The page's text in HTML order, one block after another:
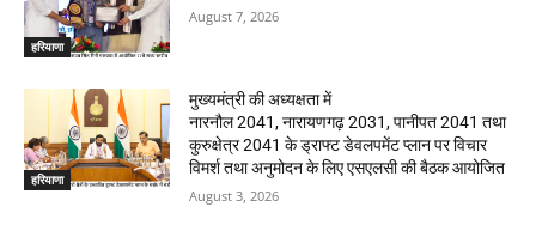
हरियाणा
August 7, 2026
हरियाणा
मुख्यमंत्री की अध्यक्षता में
नारनौल 2041, नारायणगढ़ 2031, पानीपत 2041 तथा
कुरुक्षेत्र 2041 के ड्राफ्ट डेवलपमेंट प्लान पर विचार
विमर्श तथा अनुमोदन के लिए एसएलसी की बैठक आयोजित
August 3, 2026